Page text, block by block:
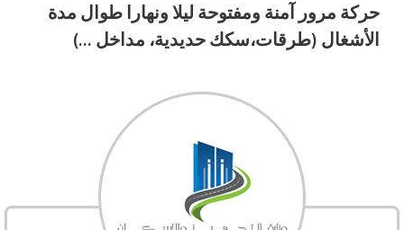
حركة مرور آمنة ومفتوحة ليلا ونهارا طوال مدة
الأشغال (طرقات،سكك حديدية، مداخل ...)